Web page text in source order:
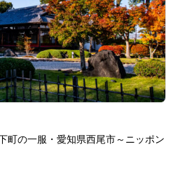
町の一服・愛知県西尾市～ニッポン